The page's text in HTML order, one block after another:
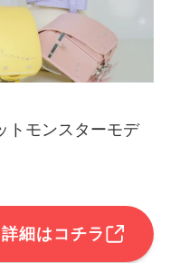
トモンスターモデ
細はコチラ